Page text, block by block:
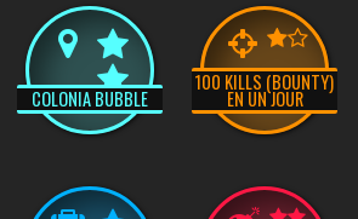
COLONIA BUBBLE
100 KILLS (BOUNTY)
EN UN JOUR